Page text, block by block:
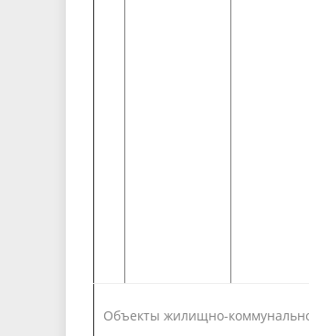
Объекты